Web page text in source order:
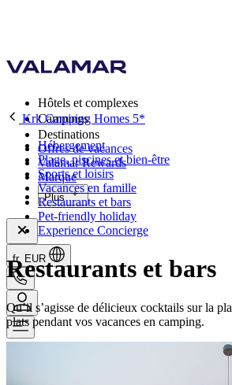
Hôtels et complexes
Campings
Destinations
Offres de vacances
Valamar Rewards
Marque
Plus
fr, EUR
Krk Camping Homes 5*
Hébergement
Plage, piscines et bien-être
Sports et loisirs
Vacances en famille
Restaurants et bars
Pet-friendly holiday
Experience Concierge
Restaurants et bars
Qu’il s’agisse de délicieux cocktails sur la
plats pendant vos vacances en camping.